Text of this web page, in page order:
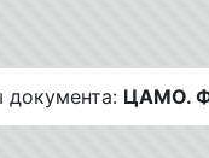
документа: ЦАМО.